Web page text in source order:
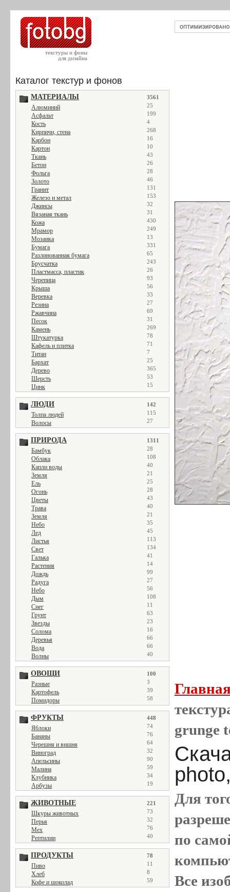
текстуры и фоны
для дизайна
Каталог текстур и фонов
МАТЕРИАЛЫ 3561
Алюминий 25
Асфальт 199
Кость 4
Кирпичи, стена 268
Карбон 16
Картон 10
Ткань 43
Бетон 26
Фольга 28
Золото 46
Гранит 131
Железо и метал 153
Джинсы 32
Вязаная ткань 31
Кожа 430
Мрамор 249
Мозаика 13
Бумага 331
Разлинованная бумага 65
Брусчатка 243
Пластмасса, пластик 26
Черепица 93
Крыша 56
Веревка 33
Резина 27
Ржавчина 69
Песок 31
Камень 269
Штукатурка 78
Кафель и плитка 71
Титан 7
Бархат 25
Дерево 365
Шерсть 53
Цинк 15
ЛЮДИ 142
Толпа людей 115
Волосы 27
ПРИРОДА 1311
Бамбук 28
Облака 108
Капли воды 40
Земля 21
Ель 25
Огонь 28
Цветы 43
Трава 40
Земля 21
Небо 35
Лед 45
Листья 113
Свет 134
Галька 41
Растения 14
Дождь 99
Радуга 27
Небо 56
Дым 108
Снег 11
Грунт 63
Звезды 23
Солома 16
Деревья 66
Вода 66
Волны 40
ОВОЩИ 100
Разные 3
Картофель 39
Помидоры 58
ФРУКТЫ 448
Яблоки 74
Бананы 76
Черешня и вишня 64
Виноград 32
Апельсины 90
Малина 59
Клубника 34
Арбузы 19
ЖИВОТНЫЕ 221
Шкуры животных 73
Перья 32
Мех 76
Рептилии 40
ПРОДУКТЫ 78
Пиво 11
Хлеб 8
Кофе и шоколад 59
grunge
Для
по
Все